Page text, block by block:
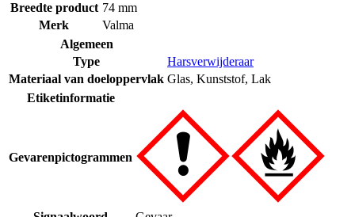
Breedte product 74 mm
Merk
Valma
Algemeen
Type
Harsverwijderaar
Materiaal van doeloppervlak Glas, Kunststof, Lak
Etiketinformatie
Gevarenpictogrammen